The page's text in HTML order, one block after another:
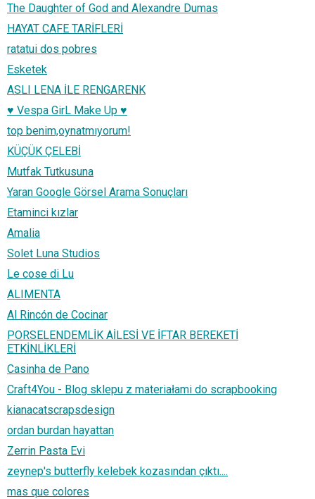
The Daughter of God and Alexandre Dumas
HAYAT CAFE TARİFLERİ
ratatui dos pobres
Esketek
ASLI LENA İLE RENGARENK
♥ Vespa GirL Make Up ♥
top benim,oynatmıyorum!
KÜÇÜK ÇELEBİ
Mutfak Tutkusuna
Yaran Google Görsel Arama Sonuçları
Etaminci kızlar
Amalia
Solet Luna Studios
Le cose di Lu
ALIMENTA
Al Rincón de Cocinar
PORSELENDEMLİK AİLESİ VE İFTAR BEREKETİ
ETKİNLİKLERİ
Casinha de Pano
Craft4You - Blog sklepu z materiałami do scrapbooking
kianacatscrapsdesign
ordan burdan hayattan
Zerrin Pasta Evi
zeynep's butterfly kelebek kozasından çıktı....
mas que colores